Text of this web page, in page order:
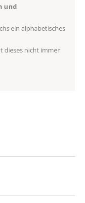
und
ein alphabetisches
dieses nicht immer